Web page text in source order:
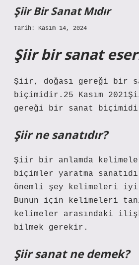
Şiir Bir Sanat Mıdır
Tarih: Kasım 14, 2024
Şiir bir sanat
Şiir, doğası gereği bir
biçimidir.25 Kasım
gereği bir sanat
Şiir ne sanatıdır?
Şiir bir anlamda
biçimler yaratma
önemli şey kelimeleri iyi
Bunun için kelimeleri
kelimeler arasındaki
bilmek gerekir.
Şiir sanat ne demek?